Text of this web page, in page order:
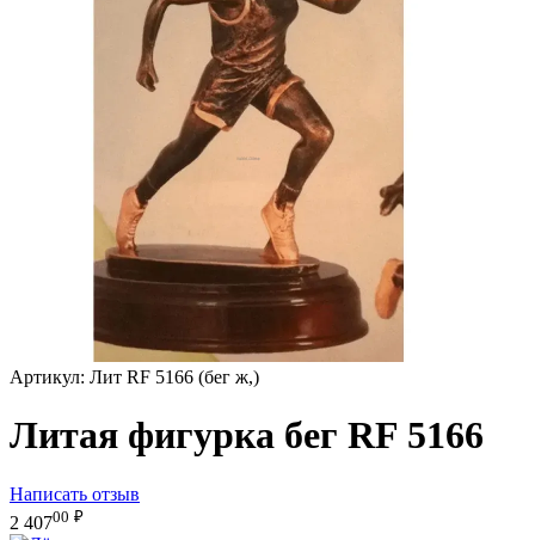
Артикул: Лит RF 5166 (бег ж,)
Литая фигурка бег RF 5166
Написать отзыв
2 40700 ₽